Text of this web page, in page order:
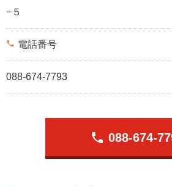
−５
phone 電話番号
088-674-7793
phone 088-674-